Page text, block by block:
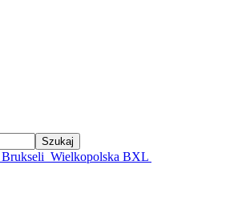
Szukaj
Wielkopolska BXL